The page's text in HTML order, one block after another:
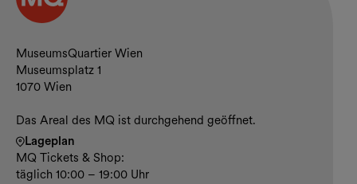
Kontakt und Öffnungszeiten
MuseumsQuartier Wien
Museumsplatz 1
1070 Wien
Das Areal des MQ ist durchgehend geöffnet.
Lageplan
MQ Tickets & Shop:
täglich 10:00 – 19:00 Uhr